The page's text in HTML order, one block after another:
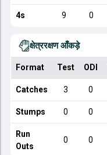
4s 9 0
क्षेत्ररक्षण आँकड़े
Format Test ODI
Catches 3 0
Stumps 0 0
Run
Outs
0 0